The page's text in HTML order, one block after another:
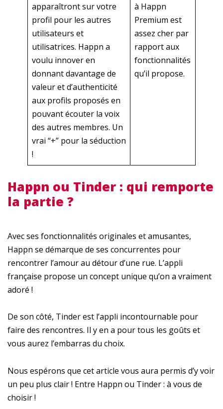
apparaîtront sur votre
profil pour les autres
utilisateurs et
utilisatrices. Happn a
voulu innover en
donnant davantage de
valeur et d’authenticité
aux profils proposés en
pouvant écouter la voix
des autres membres. Un
vrai “+” pour la séduction
!
à Happn
Premium est
assez cher par
rapport aux
fonctionnalités
qu’il propose.
Happn ou Tinder : qui remporte
la partie ?
Avec ses fonctionnalités originales et amusantes,
Happn se démarque de ses concurrentes pour
rencontrer l’amour au détour d’une rue. L’appli
française propose un concept unique qu’on a vraiment
adoré !
De son côté, Tinder est l’appli incontournable pour
faire des rencontres. Il y en a pour tous les goûts et
vous aurez l’embarras du choix.
Nous espérons que cet article vous aura permis d’y voir
un peu plus clair ! Entre Happn ou Tinder : à vous de
choisir !